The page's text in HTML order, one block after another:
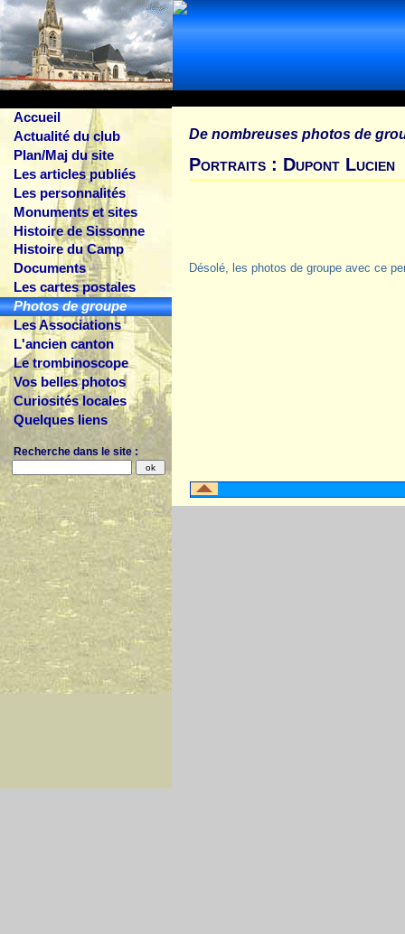
Accueil
Actualité du club
Plan/Maj du site
Les articles publiés
Les personnalités
Monuments et sites
Histoire de Sissonne
Histoire du Camp
Documents
Les cartes postales
Photos de groupe
Les Associations
L'ancien canton
Le trombinoscope
Vos belles photos
Curiosités locales
Quelques liens
Recherche dans le site :
De nombreuses photos de
Portraits : Dupont Lucien
Désolé, les photos de groupe avec ce